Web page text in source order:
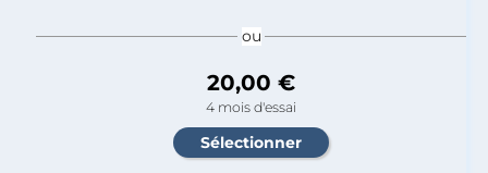
ou
20,00 €
4 mois d'essai